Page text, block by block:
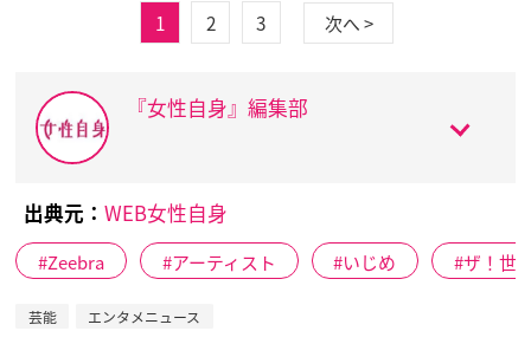
1 2 3 次へ >
『女性自身』編集部
出典元： WEB女性自身
Zeebra アーティスト いじめ ザ！世
芸能 エンタメニュース